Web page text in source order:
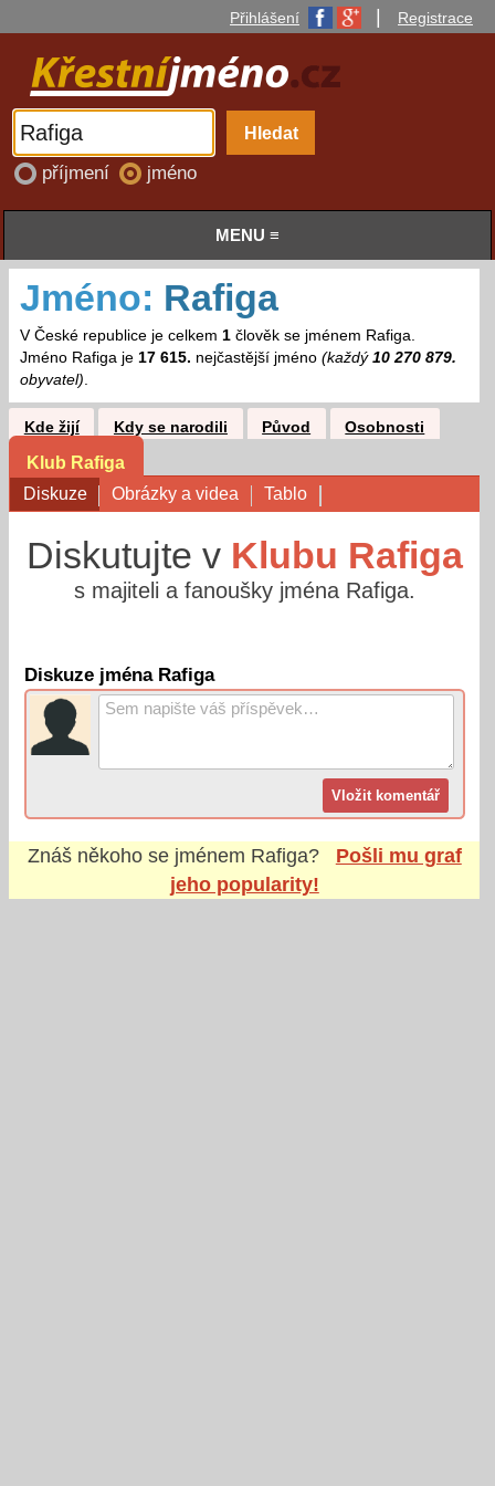
Přihlášení Registrace
příjmení jméno
MENU ≡
Jméno: Rafiga
V České republice je celkem 1člověk se jménem Rafiga.
Jméno Rafiga je 17 615. nejčastější jméno (každý 10 270 879.
obyvatel).
Kde žijí Kdy se narodili Původ Osobnosti
Klub Rafiga
Diskuze
Obrázky a videa Tablo
Diskutujte v Klubu Rafiga
s majiteli a fanoušky jména Rafiga.
Diskuze jména Rafiga
Znáš někoho se jménem Rafiga?
Pošli mu graf
jeho popularity!